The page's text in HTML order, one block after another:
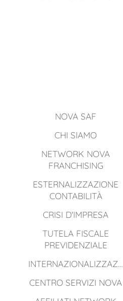
NOVA SAF
CHI SIAMO
NETWORK NOVA
FRANCHISING
ESTERNALIZZAZIONE
CONTABILITÀ
CRISI D'IMPRESA
TUTELA FISCALE
PREVIDENZIALE
INTERNAZIONALIZZAZIONE
CENTRO SERVIZI NOVA